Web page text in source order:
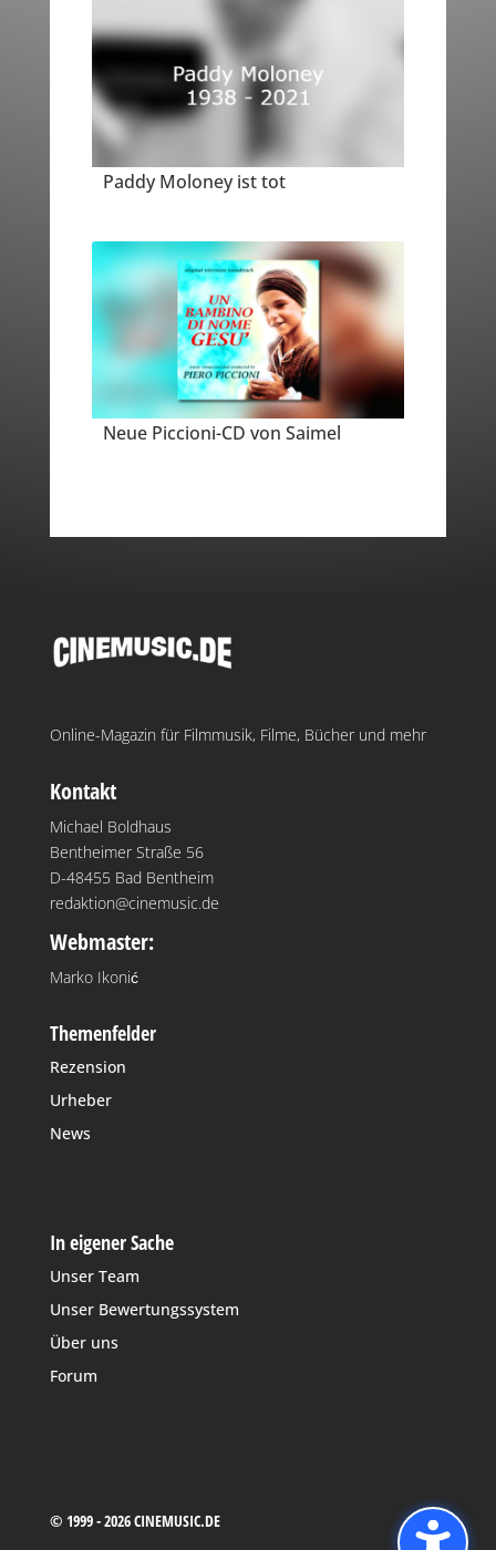
Paddy Moloney ist tot
Neue Piccioni-CD von Saimel
Online-Magazin für Filmmusik, Filme, Bücher und mehr
Kontakt
Michael Boldhaus
Bentheimer Straße 56
D-48455 Bad Bentheim
redaktion@cinemusic.de
Webmaster:
Marko Ikonić
Themenfelder
Rezension
Urheber
News
In eigener Sache
Unser Team
Unser Bewertungssystem
Über uns
Forum
© 1999 - 2026 CINEMUSIC.DE